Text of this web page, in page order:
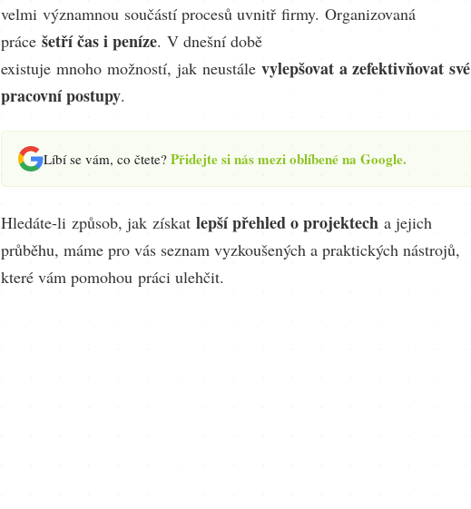
velmi významnou součástí procesů uvnitř firmy. Organizovaná
práce šetří čas i peníze. V dnešní době
existuje mnoho možností, jak neustále vylepšovat a zefektivňovat své
pracovní postupy.
Líbí se vám, co čtete? Přidejte si nás mezi oblíbené na Google.
Hledáte-li způsob, jak získat lepší přehled o projektech a jejich
průběhu, máme pro vás seznam vyzkoušených a praktických nástrojů,
které vám pomohou práci ulehčit.